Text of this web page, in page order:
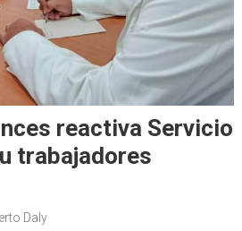
reactiva Servicio
trabajadores
Daly